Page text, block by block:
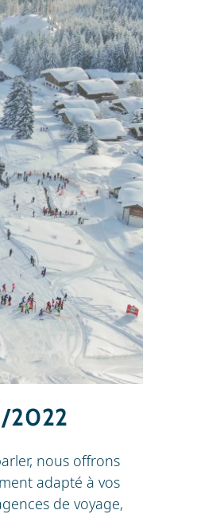
2022
nous offrons
adapté à vos
de voyage,